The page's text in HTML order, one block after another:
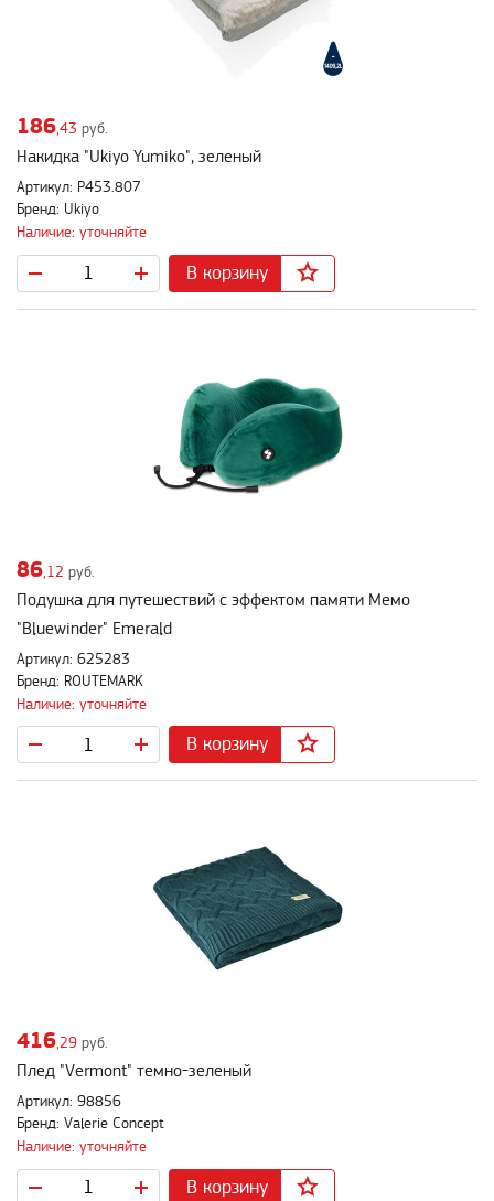
186,43 руб.
Накидка "Ukiyo Yumiko", зеленый
Артикул: P453.807
Бренд: Ukiyo
Наличие: уточняйте
В корзину
86 ,12 руб.
Подушка для путешествий с эффектом памяти Мемо
"Bluewinder" Emerald
Артикул: 625283
Бренд: ROUTEMARK
Наличие: уточняйте
В корзину
416,29 руб.
Плед "Vermont" темно-зеленый
Артикул: 98856
Бренд: Valerie Concept
Наличие: уточняйте
В корзину